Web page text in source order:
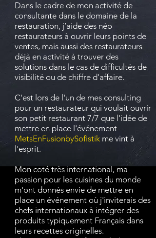
Dans le cadre de mon activité de
consultante dans le domaine de la
restauration, j’aide des néo
restaurateurs à ouvrir leurs points de
ventes, mais aussi des restaurateurs
déjà en activité à trouver des
solutions dans le cas de difficultés de
visibilité ou de chiffre d'affaire.
C'est lors de l'un de mes consulting
pour un restaurateur qui voulait ouvrir
son petit restaurant 7/7 que l'idée de
mettre en place l'événement
MetsEnFusionbySofistik me vint à
l'esprit.
Mon coté très international, ma
passion pour les cuisines du monde
m'ont donnés envie de mettre en
place un événement où j'inviterais des
chefs internationaux à intégrer des
produits typiquement Français dans
leurs recettes originelles.